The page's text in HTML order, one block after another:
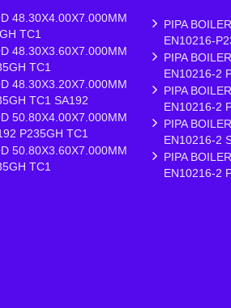
48.30X4.00X7.000MM
TC1
48.30X3.60X7.000MM
TC1
48.30X3.20X7.000MM
TC1 SA192
50.80X4.00X7.000MM
P235GH TC1
50.80X3.60X7.000MM
TC1
PIPA
EN10216-
PIPA
EN10216-2
PIPA
EN10216-2
PIPA
EN10216-2
PIPA
EN10216-2